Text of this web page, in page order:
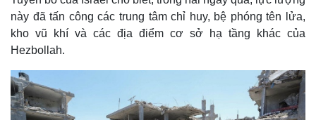
này đã tấn công các trung tâm chỉ huy, bệ phóng tên lửa,
kho vũ khí và các địa điểm cơ sở hạ tầng khác của
Hezbollah.